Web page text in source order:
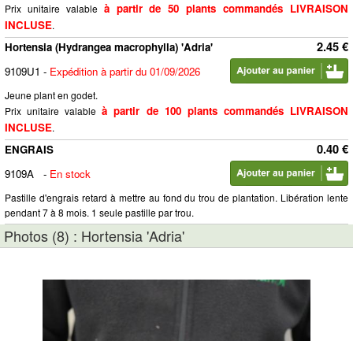
Prix unitaire valable à partir de 50 plants commandés LIVRAISON
INCLUSE.
2.45 €
Hortensia (Hydrangea macrophylla) 'Adria'
9109U1 - Expédition à partir du 01/09/2026
Jeune plant en godet.
Prix unitaire valableà partir de 100 plants commandés LIVRAISON
INCLUSE.
0.40 €
ENGRAIS
9109A
- En stock
Pastille d'engrais retard à mettre au fond du trou de plantation. Libération lente
pendant 7 à 8 mois. 1 seule pastille par trou.
Photos (8) : Hortensia 'Adria'